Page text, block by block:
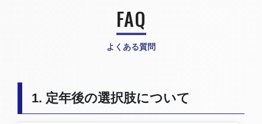
FAQ
よくある質問
1. 定年後の選択肢について